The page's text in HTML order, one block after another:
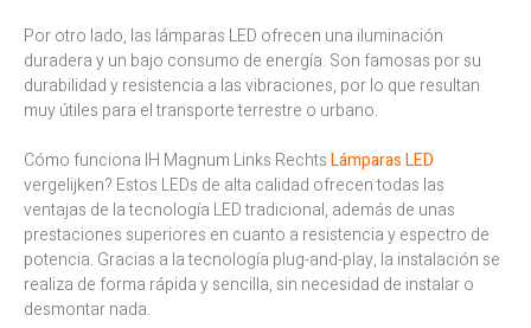
Por otro lado, las lámparas LED ofrecen una iluminación
duradera y un bajo consumo de energía. Son famosas por su
durabilidad y resistencia a las vibraciones, por lo que resultan
muy útiles para el transporte terrestre o urbano.
Cómo funciona IH Magnum Links RechtsLámparas LED
vergelijken? Estos LEDs de alta calidad ofrecen todas las
ventajas de la tecnología LED tradicional, además de unas
prestaciones superiores en cuanto a resistencia y espectro de
potencia. Gracias a la tecnología plug-and-play, la instalación se
realiza de forma rápida y sencilla, sin necesidad de instalar o
desmontar nada.